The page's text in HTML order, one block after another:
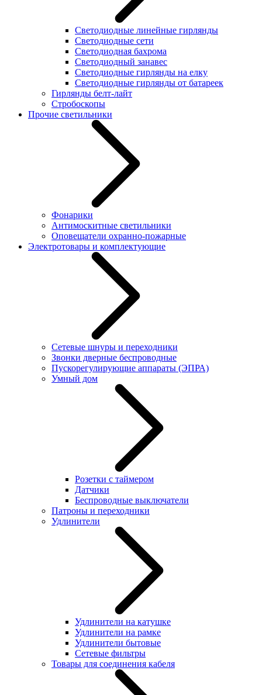
Светодиодные линейные гирлянды
Светодиодные сети
Светодиодная бахрома
Светодиодный занавес
Светодиодные гирлянды на елку
Светодиодные гирлянды от батареек
Гирлянды белт-лайт
Стробоскопы
Прочие светильники
Фонарики
Антимоскитные светильники
Оповещатели охранно-пожарные
Электротовары и комплектующие
Сетевые шнуры и переходники
Звонки дверные беспроводные
Пускорегулирующие аппараты (ЭПРА)
Умный дом
Розетки с таймером
Датчики
Беспроводные выключатели
Патроны и переходники
Удлинители
Удлинители на катушке
Удлинители на рамке
Удлинители бытовые
Сетевые фильтры
Товары для соединения кабеля